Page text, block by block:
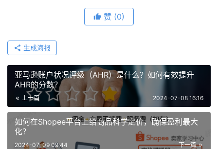
赞 (0)
生成海报
亚马逊账户状况评级（AHR）是什么？如何有效提升
AHR的分数？
上一篇 2024-07-08 16:16
如何在Shopee平台上给商品科学定价，确保盈利最大
化？
下一篇
2024-07-09 09:44